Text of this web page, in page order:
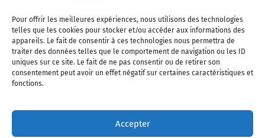
Pour offrir les meilleures expériences, nous utilisons des technologies
telles que les cookies pour stocker et/ou accéder aux informations des
appareils. Le fait de consentir à ces technologies nous permettra de
traiter des données telles que le comportement de navigation ou les ID
uniques sur ce site. Le fait de ne pas consentir ou de retirer son
consentement peut avoir un effet négatif sur certaines caractéristiques et
fonctions.
Accepter
Qui sommes-nous Publiez votre annonce
Adhérer à l’association Nous contacter